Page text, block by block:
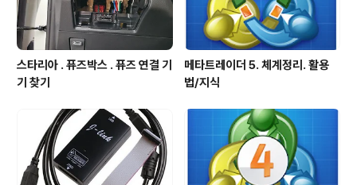
스타리아 . 퓨즈박스 . 퓨즈 연결 기
기 찾기
메타트레이더 5. 체계정리. 활용
법/지식